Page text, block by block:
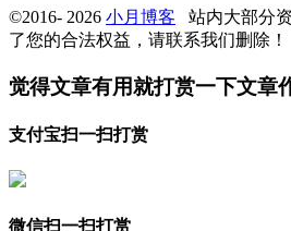
©2016- 2026 小月博客 站内大部分
了您的合法权益，请联系我们删除！
觉得文章有用就打赏一下文章
支付宝扫一扫打赏
微信扫一扫打赏